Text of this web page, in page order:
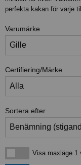
perfekta kakan för varje
Varumärke
Certifiering/Märke
Sortera efter
Visa maxläge 1 vara/rad
Visa maxläge 1